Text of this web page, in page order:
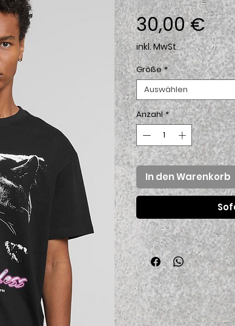
30,00 €
inkl. MwSt.
Größe *
Auswählen
Anzahl *
In den Warenkorb